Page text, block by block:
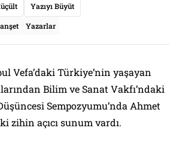
Yazıyı Büyüt
Yazarlar
Vefa’daki Türkiye’nin yaşayan
Bilim ve Sanat Vakfı’ndaki
Sempozyumu’nda Ahmet
zihin açıcı sunum vardı.